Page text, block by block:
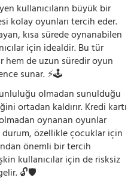
kullanıcıların büyük bir
kolay oyunları tercih eder.
kısa sürede oynanabilen
için idealdir. Bu tür
hem de uzun süredir oyun
sunar. ⚡🕹️
olmadan sunulduğu
ortadan kaldırır. Kredi kartı
oynanan oyunlar
durum, özellikle çocuklar için
önemli bir tercih
kullanıcılar için de risksiz
🔓🛡️